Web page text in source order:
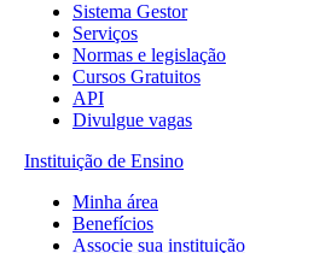
Sistema Gestor
Serviços
Normas e legislação
Cursos Gratuitos
API
Divulgue vagas
Instituição de Ensino
Minha área
Benefícios
Associe sua instituição